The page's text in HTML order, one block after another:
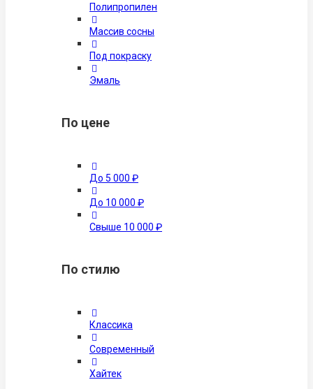
Полипропилен
Массив сосны
Под покраску
Эмаль
По цене
До 5 000 ₽
До 10 000 ₽
Свыше 10 000 ₽
По стилю
Классика
Современный
Хайтек